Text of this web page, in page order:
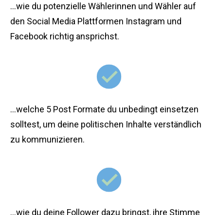
...wie du potenzielle Wählerinnen und Wähler auf
den Social Media Plattformen Instagram und
Facebook richtig ansprichst.
...welche 5 Post Formate du unbedingt einsetzen
solltest, um deine politischen Inhalte verständlich
zu kommunizieren.
...wie du deine Follower dazu bringst, ihre Stimme